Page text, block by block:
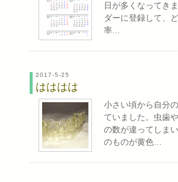
日が多くなってき
ダーに登録して、
率…
2017-5-25
はははは
小さい頃から自分
ていました。虫歯
の数が違ってしま
のものが黄色…